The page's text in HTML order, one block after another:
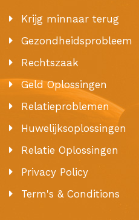
Krijg minnaar terug
Gezondheidsprobleem
Rechtszaak
Geld Oplossingen
Relatieproblemen
Huwelijksoplossingen
Relatie Oplossingen
Privacy Policy
Term's & Conditions